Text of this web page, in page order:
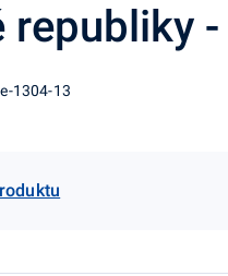
republiky
1304-13